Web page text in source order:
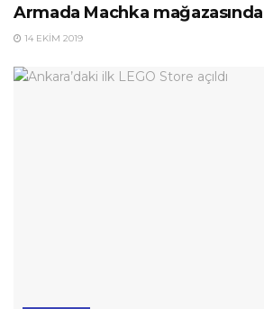
Armada Machka
14 EKIM 2019